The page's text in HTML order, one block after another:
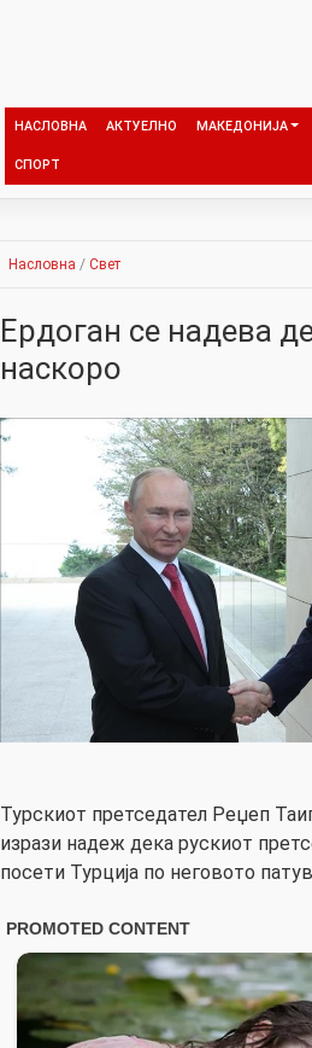
НАСЛОВНА АКТУЕЛНО МАКЕДОНИЈА
СПОРТ
Насловна / Свет
Ердоган се надева
наскоро
Турскиот претседател Реџеп
изрази надеж дека рускиот
посети Турција по неговото